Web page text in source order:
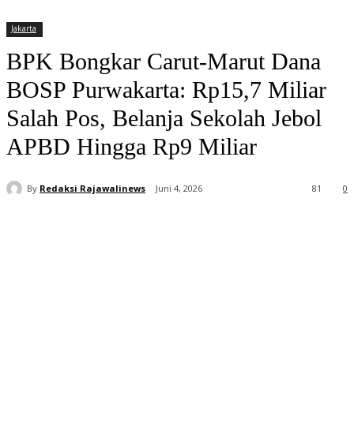
Jakarta
BPK Bongkar Carut-Marut Dana
BOSP Purwakarta: Rp15,7 Miliar
Salah Pos, Belanja Sekolah Jebol
APBD Hingga Rp9 Miliar
By Redaksi Rajawalinews Juni 4, 2026 0
81